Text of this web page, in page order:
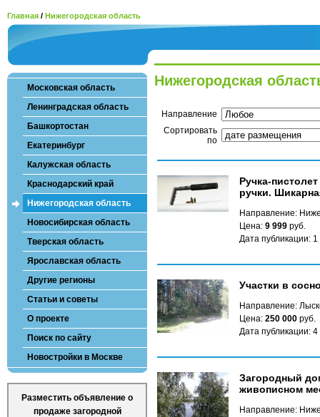
Главная / Нижегородская область
Московская область
Ленинградская область
Башкортостан
Екатеринбург
Калужская область
Краснодарский край
Нижегородская область
Новосибирская область
Тверская область
Ярославская область
Другие регионы
Статьи и советы
О проекте
Поиск по сайту
Новостройки в Москве
Разместить объявление о
продаже загородной
Нижегородская
Направление
Сортировать
по
Ручка-
ручки.
Направление:
Цена: 9 999 руб.
Дата публикации:
Участки в
Направление:
Цена: 250 000 руб.
Дата публикации:
Загородный
живописном
Направление: